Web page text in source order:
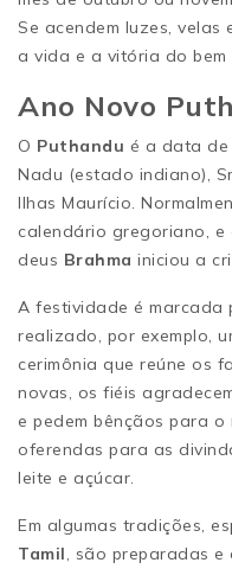
Se acendem luzes,
a vida e a vitória do bem
Ano Novo
O Puthandu é a data de
Nadu (estado indiano),
Ilhas Maurício.
calendário gregoriano,
deus Brahma iniciou a
A festividade é marcada
realizado, por exemplo,
cerimônia que reúne os
novas, os fiéis
e pedem bênçãos para
oferendas para as
leite e açúcar.
Em algumas tradições,
Tamil, são preparadas e